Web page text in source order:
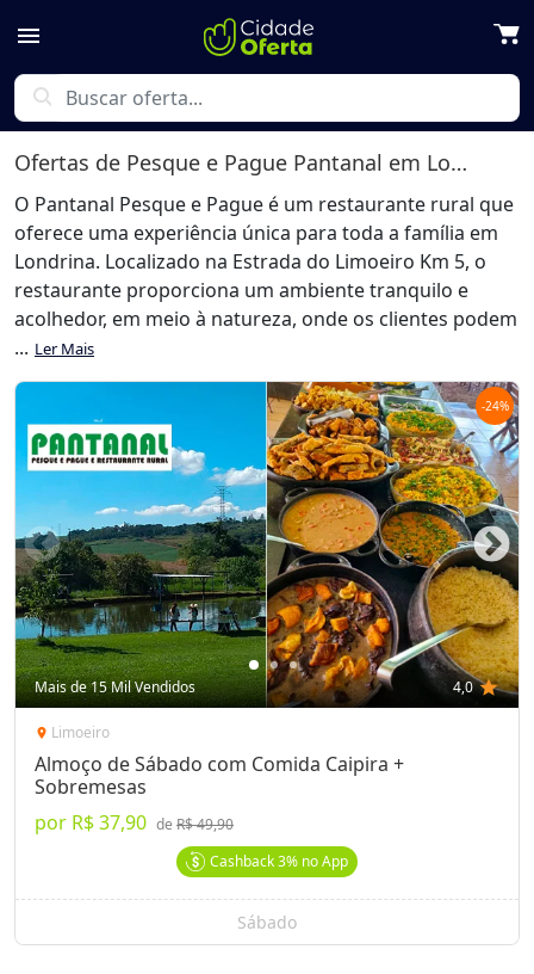
menu
search
Ofertas de Pesque e Pague Pantanal em Londrina
O Pantanal Pesque e Pague é um restaurante rural que
oferece uma experiência única para toda a família em
Londrina. Localizado na Estrada do Limoeiro Km 5, o
restaurante proporciona um ambiente tranquilo e
acolhedor, em meio à natureza, onde os clientes podem
... Ler Mais
-24%
Mais de 15 Mil Vendidos 4,0 star
location_on Limoeiro
Almoço de Sábado com Comida Caipira +
Sobremesas
por R$ 37,90 de R$ 49,90
Cashback3% no App
Sábado